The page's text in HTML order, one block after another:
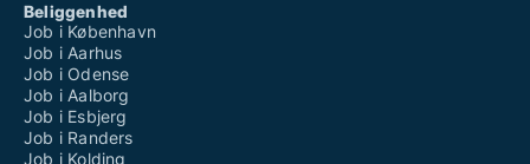
Beliggenhed
Job i København
Job i Aarhus
Job i Odense
Job i Aalborg
Job i Esbjerg
Job i Randers
Job i Kolding